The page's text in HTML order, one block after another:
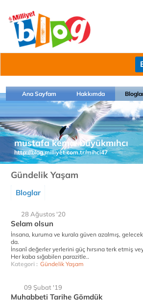
Ana Sayfam Hakkımda
mustafa kemal büyükmıhcı
http://blog.milliyet.com.tr/mihci47
Gündelik Yaşam
Bloglar
28 Ağustos '20
Selam olsun
İnsana, kuruma ve kurala güven azalmış,
da.
İnsanî değerler yerlerini güç hırsına terk etmiş
Her kaba sığabilen parazitle..
Kategori : Gündelik Yaşam
09 Şubat '19
Muhabbeti Tarihe Gömdük